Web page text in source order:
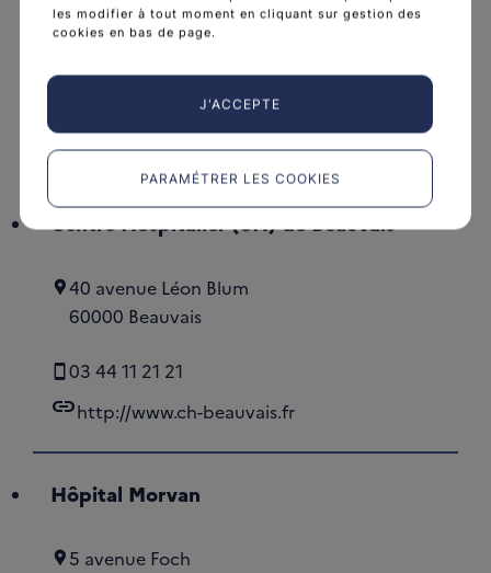
Boulevard de la Chantourne
38700 Grenoble
linkhttp://www.chu-grenoble.fr
Centre Hospitalier (CH) de Beauvais
40 avenue Léon Blum
60000 Beauvais
03 44 11 21 21
linkhttp://www.ch-beauvais.fr
Hôpital Morvan
5 avenue Foch
les modifier à tout moment en cliquant sur gestion des
cookies en bas de page.
J'ACCEPTE
PARAMÉTRER LES COOKIES